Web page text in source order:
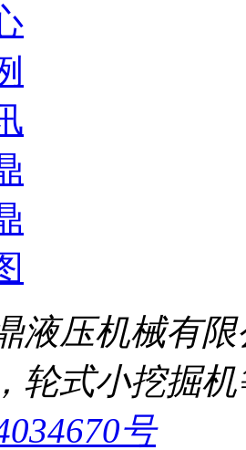
液压机械有
轮式小挖掘
号